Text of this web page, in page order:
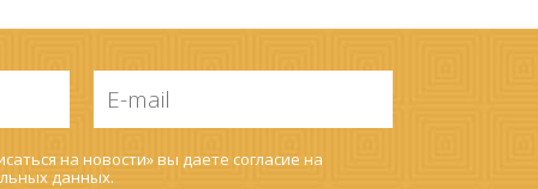
mail
*
на новости» вы даете согласие на
данных.